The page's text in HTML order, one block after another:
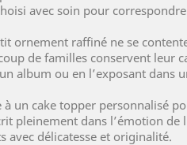
avec soin pour
ornement raffiné ne se
de familles conservent leur
album ou en l’exposant dans
à un cake topper personnalisé
pleinement dans l’émotion de
avec délicatesse et originalité.